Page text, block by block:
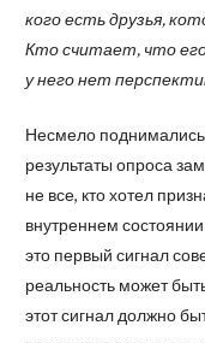
кого есть друзья,
Кто считает, что
у него нет
Несмело
результаты опроса
не все, кто хотел
внутреннем
это первый сигнал
реальность может
этот сигнал должно